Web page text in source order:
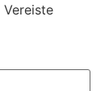
Vereiste